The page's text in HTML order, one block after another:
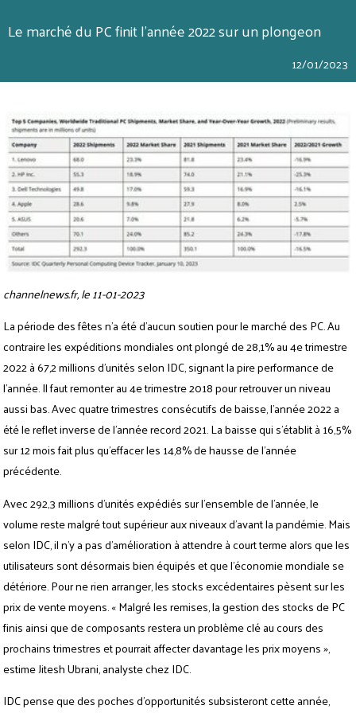
Le marché du PC finit l’année 2022 sur un plongeon
12/01/2023
channelnews.fr, le 11-01-2023
La période des fêtes n’a été d’aucun soutien pour le marché des PC. Au
contraire les expéditions mondiales ont plongé de 28,1% au 4e trimestre
2022 à 67,2 millions d’unités selon IDC, signant la pire performance de
l’année. Il faut remonter au 4e trimestre 2018 pour retrouver un niveau
aussi bas. Avec quatre trimestres consécutifs de baisse, l’année 2022 a
été le reflet inverse de l’année record 2021. La baisse qui s’établit à 16,5%
sur 12 mois fait plus qu’effacer les 14,8% de hausse de l’année
précédente.
Avec 292,3 millions d’unités expédiés sur l’ensemble de l’année, le
volume reste malgré tout supérieur aux niveaux d’avant la pandémie. Mais
selon IDC, il n’y a pas d’amélioration à attendre à court terme alors que les
utilisateurs sont désormais bien équipés et que l’économie mondiale se
détériore. Pour ne rien arranger, les stocks excédentaires pèsent sur les
prix de vente moyens. « Malgré les remises, la gestion des stocks de PC
finis ainsi que de composants restera un problème clé au cours des
prochains trimestres et pourrait affecter davantage les prix moyens »,
estime Jitesh Ubrani, analyste chez IDC.
IDC pense que des poches d’opportunités subsisteront cette année,